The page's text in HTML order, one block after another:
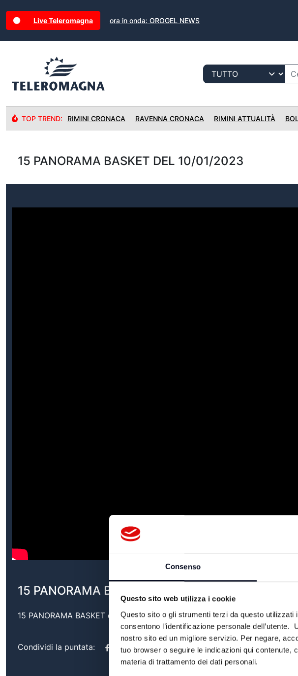
Consenso
Questo sito web utilizza i cookie
Questo sito o gli strumenti terzi da questo
consentono l’identificazione personale
nostro sito ed un migliore servizio. Per negare,
tuo browser o seguire le indicazioni qui contenute,
materia di trattamento dei dati personali.
Live Teleromagna ora in onda: OROGEL NEWS
TOP TREND: RIMINI CRONACA RAVENNA CRONACA RIMINI ATTUALITÀ
15 PANORAMA BASKET DEL 10/01/2023
15 PANORAMA BASKET del 10/01/2023
15 PANORAMA BASKET del 10/01/2023
Condividi la puntata: